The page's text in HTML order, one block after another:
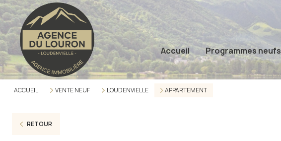
Accueil Programmes neufs
ACCUEIL VENTE NEUF LOUDENVIELLE APPARTEMENT
RETOUR